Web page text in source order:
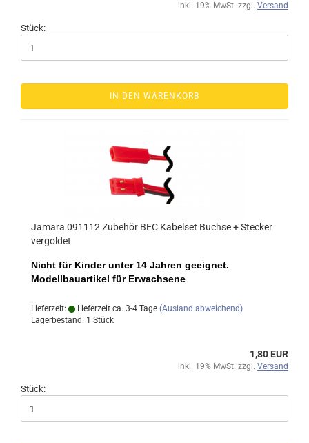
inkl. 19% MwSt. zzgl. Versand
Stück:
IN DEN WARENKORB
Jamara 091112 Zubehör BEC Kabelset Buchse + Stecker
vergoldet
Nicht für Kinder unter 14 Jahren geeignet.
Modellbauartikel für Erwachsene
Lieferzeit: Lieferzeit ca. 3-4 Tage (Ausland abweichend)
Lagerbestand: 1 Stück
1,80 EUR
inkl. 19% MwSt. zzgl. Versand
Stück: